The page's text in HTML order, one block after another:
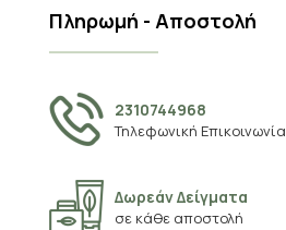
Πληρωμή - Αποστολή
2310744968
Τηλεφωνική Επικοινωνία
Δωρεάν Δείγματα
σε κάθε αποστολή